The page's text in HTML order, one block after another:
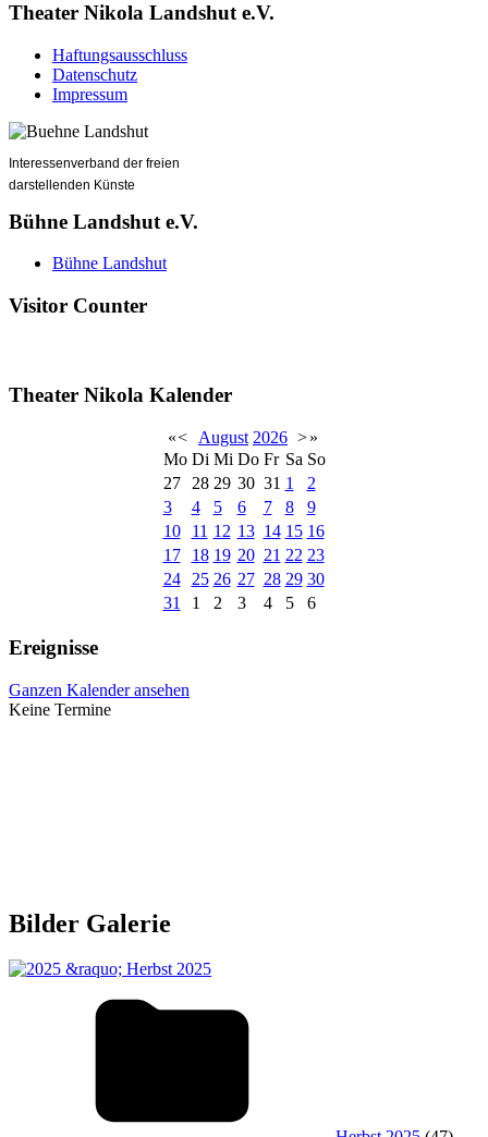
Theater Nikola Landshut e.V.
Haftungsausschluss
Datenschutz
Impressum
Interessenverband der freien
darstellenden Künste
Bühne Landshut e.V.
Bühne Landshut
Visitor Counter
Theater Nikola Kalender
«< August 2026 >»
Mo Di Mi Do Fr Sa So
27
28 29 30 31 1
2
3
4 5 6 7 8
9
10
11 12 13 14 15 16
17
18 19 20 21 22 23
24
25 26 27 28 29 30
31
1 2 3 4 5 6
Ereignisse
Ganzen Kalender ansehen
Keine Termine
Bilder Galerie